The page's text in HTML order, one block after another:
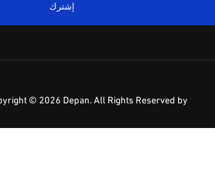
إشترك
Copyright ©2026 Depan. All Rights Reserved by